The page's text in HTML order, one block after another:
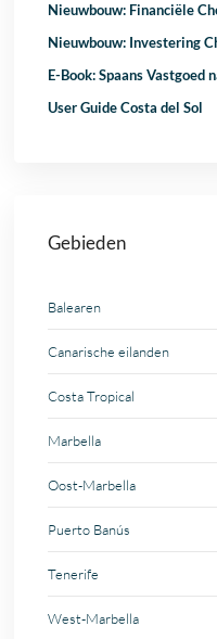
Nieuwbouw: Financiële
Nieuwbouw: Investering
E-Book: Spaans Vastgoed
User Guide Costa del Sol
Gebieden
Balearen
Canarische eilanden
Costa Tropical
Marbella
Oost-Marbella
Puerto Banús
Tenerife
West-Marbella